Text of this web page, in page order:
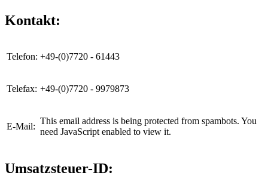
Kontakt:
Telefon: +49-(0)7720 - 61443
Telefax: +49-(0)7720 - 9979873
E-Mail:
This email address is being protected from spambots. You
need JavaScript enabled to view it.
Umsatzsteuer-ID: